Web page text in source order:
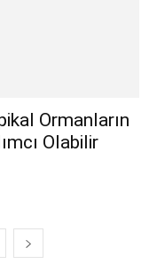
Ormanların
Olabilir